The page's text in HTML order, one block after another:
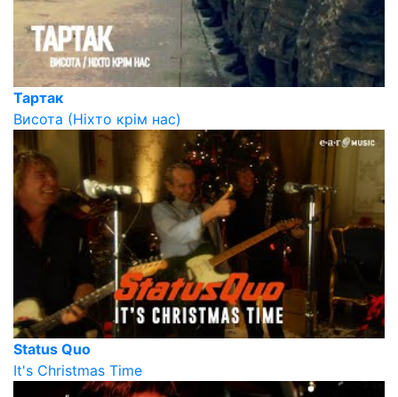
Тартак
Висота (Ніхто крім нас)
Status Quo
It's Christmas Time